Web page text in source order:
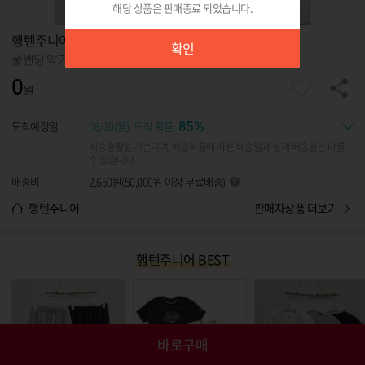
해당 상품은 판매종료 되었습니다.
확인